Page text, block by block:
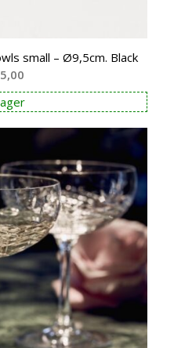
small – Ø9,5cm. Black